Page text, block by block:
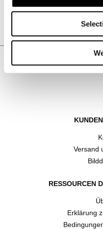
Versand
RESSOURCEN
Erklärung